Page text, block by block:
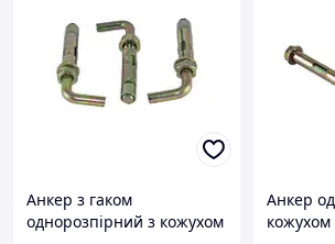
Анкер з гаком
однорозпірний з кожухом
Анкер
кожухом